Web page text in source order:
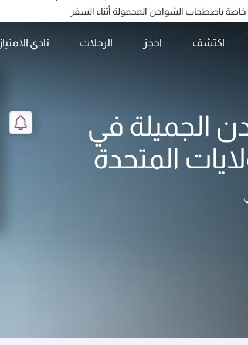
شبكة وجهاتها العالمية لتشمل ما يزيد عن 160 وجهة
اكتشف
(active)
احجز الرحلات نادي الامتياز
الجميلة في
المتحدة